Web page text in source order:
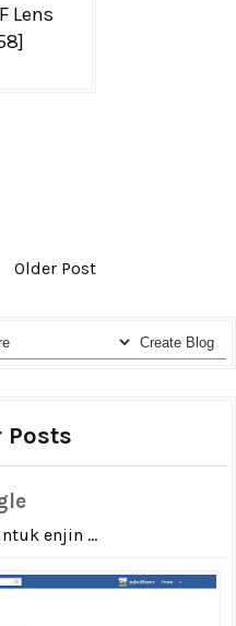
Lens
Older Post
Posts
enjin ...